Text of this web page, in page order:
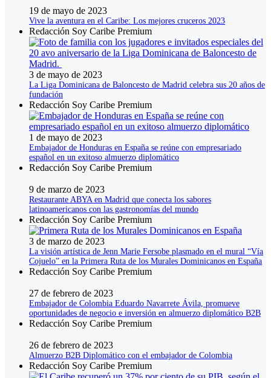
19 de mayo de 2023
Vive la aventura en el Caribe: Los mejores cruceros 2023
Redacción Soy Caribe Premium
3 de mayo de 2023
La Liga Dominicana de Baloncesto de Madrid celebra sus 20 años de
fundación
Redacción Soy Caribe Premium
1 de mayo de 2023
Embajador de Honduras en España se reúne con empresariado
español en un exitoso almuerzo diplomático
Redacción Soy Caribe Premium
9 de marzo de 2023
Restaurante ABYA en Madrid que conecta los sabores
latinoamericanos con las gastronomías del mundo
Redacción Soy Caribe Premium
3 de marzo de 2023
La visión artística de Jenn Marie Fersobe plasmado en el mural “Vía
Cojuelo” en la Primera Ruta de los Murales Dominicanos en España
Redacción Soy Caribe Premium
27 de febrero de 2023
Embajador de Colombia Eduardo Navarrete Ávila, promueve
oportunidades de negocio e inversión en almuerzo diplomático B2B
Redacción Soy Caribe Premium
26 de febrero de 2023
Almuerzo B2B Diplomático con el embajador de Colombia
Redacción Soy Caribe Premium